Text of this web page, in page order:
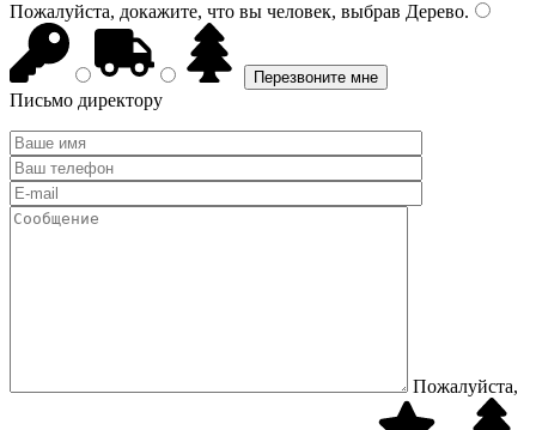
Пожалуйста, докажите, что вы человек, выбрав Дерево.
Письмо директору
Пожалуйста,